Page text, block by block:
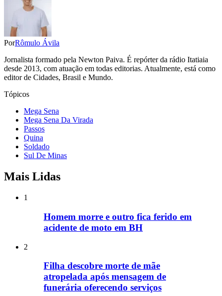
PorRômulo Ávila
Jornalista formado pela Newton Paiva. É repórter da rádio Itatiaia
desde 2013, com atuação em todas editorias. Atualmente, está como
editor de Cidades, Brasil e Mundo.
Tópicos
Mega Sena
Mega Sena Da Virada
Passos
Quina
Soldado
Sul De Minas
Mais Lidas
1
Homem morre e outro fica ferido em
acidente de moto em BH
2
Filha descobre morte de mãe
atropelada após mensagem de
funerária oferecendo serviços